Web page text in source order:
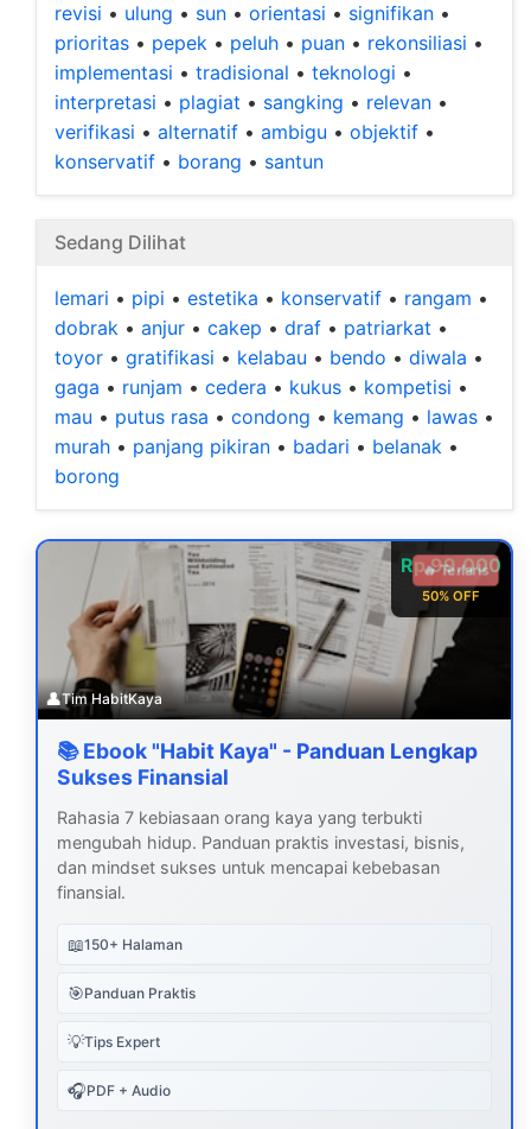
revisi • ulung • sun • orientasi • signifikan •
prioritas • pepek • peluh • puan • rekonsiliasi •
implementasi • tradisional • teknologi •
interpretasi • plagiat • sangking • relevan •
verifikasi • alternatif • ambigu • objektif •
konservatif • borang • santun
Sedang Dilihat
lemari • pipi • estetika • konservatif • rangam •
dobrak • anjur • cakep • draf • patriarkat •
toyor • gratifikasi • kelabau • bendo • diwala •
gaga • runjam • cedera • kukus • kompetisi •
mau • putus rasa • condong • kemang • lawas •
murah • panjang pikiran • badari • belanak •
borong
Rp 99.000
50% OFF
🔥 Terlaris
👤Tim HabitKaya
📚 Ebook "Habit Kaya" - Panduan Lengkap
Sukses Finansial
Rahasia 7 kebiasaan orang kaya yang terbukti
mengubah hidup. Panduan praktis investasi, bisnis,
dan mindset sukses untuk mencapai kebebasan
finansial.
📖150+ Halaman
🎯Panduan Praktis
💡Tips Expert
🎧PDF + Audio